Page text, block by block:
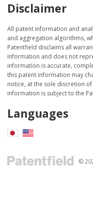
Disclaimer
All patent information and
and aggregation algorithms,
Patentfield disclaims all
information and does not
information is accurate,
this patent information may
notice, at the sole discretion
information is subject to the
Languages
©